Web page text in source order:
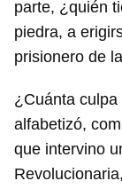
parte, ¿quién
piedra, a
prisionero de
¿Cuánta
alfabetizó,
que intervino